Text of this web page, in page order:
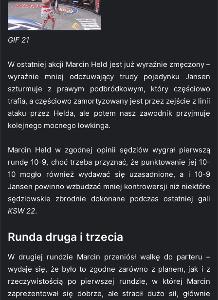
GIF 21
W ostatniej akcji Marcin Held jest już wyraźnie zmęczony –
wyraźnie mniej odczuwający trudy pojedynku Jansen
szturmuje z prawym podbródkowym, który częściowo
trafia, a częściowo zamortyzowany jest przez zejście z linii
ataku przez Helda, ale potem nasz zawodnik przyjmuje
kolejnego mocnego lowkinga.
Marcin Held w zgodnej opinii sędziów wygrał pierwszą
rundę 10-9, choć trzeba przyznać, że punktowanie jej 10-
10 mogło również wydawać się uzasadnione, a i 10-9
Jansen powinno wzbudzać mniej kontrowersji niż niektóre
sędziowskie zbrodnie dokonane podczas ostatniej gali
KSW 22.
Runda druga i trzecia
W drugiej rundzie Marcin przeniósł walkę do parteru –
wydaje się, że było to zgodne zarówno z planem, jak i z
rzeczywistością po pierwszej rundzie, w której Marcin
zaprezentował się dobrze, ale stracił dużo sił, głównie